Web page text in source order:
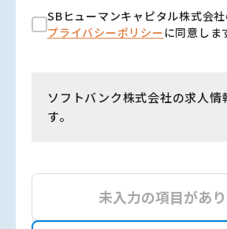
SBヒューマンキャピタル株式会社
プライバシーポリシーに同意しま
ソフトバンク株式会社の求人情
す。
未入力の項目があ